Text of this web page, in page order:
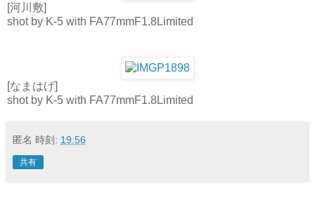
[河川敷]
shot by K-5 with FA77mmF1.8Limited
[なまはげ]
shot by K-5 with FA77mmF1.8Limited
匿名 時刻: 19:56
共有